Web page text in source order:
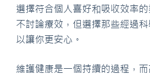
選擇符合個人喜好和吸收效率
不討論療效，但選擇那些經過
以讓你更安心。
維護健康是一個持續的過程，